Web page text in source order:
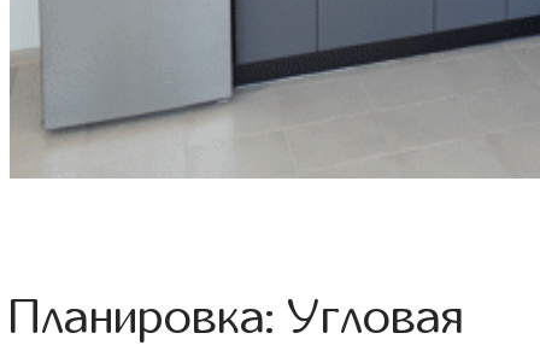
Планировка: Угловая